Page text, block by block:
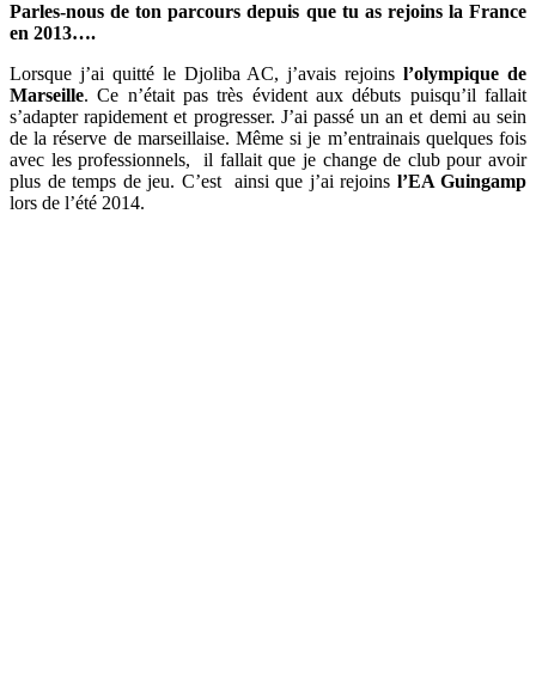
Parles-nous de ton parcours depuis que tu as rejoins la France
en 2013….
Lorsque j’ai quitté le Djoliba AC, j’avais rejoinsl’olympique de
Marseille. Ce n’était pas très évident aux débuts puisqu’il fallait
s’adapter rapidement et progresser. J’ai passé un an et demi au sein
de la réserve de marseillaise. Même si je m’entrainais quelques fois
avec les professionnels, il fallait que je change de club pour avoir
plus de temps de jeu. C’est ainsi que j’ai rejoins l’EA Guingamp
lors de l’été 2014.